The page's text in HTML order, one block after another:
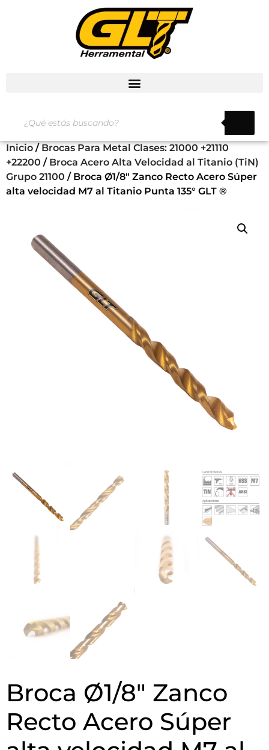
Inicio / Brocas Para Metal Clases: 21000 +21110
+22200 / Broca Acero Alta Velocidad al Titanio (TiN)
Grupo 21100 / Broca Ø1/8″ Zanco Recto Acero Súper
alta velocidad M7 al Titanio Punta 135° GLT ®
Broca Ø1/8″ Zanco
Recto Acero Súper